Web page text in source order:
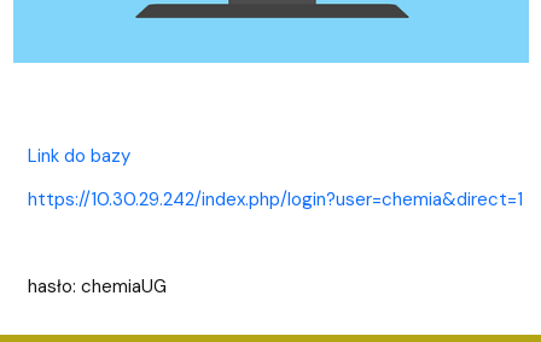
Link do bazy
https://10.30.29.242/index.php/login?user=chemia&direct=1
hasło: chemiaUG